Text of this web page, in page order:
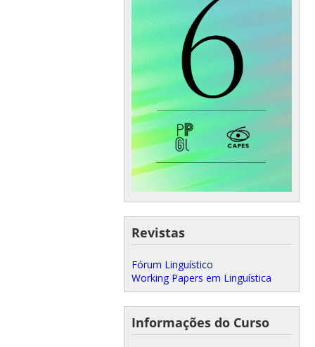
Revistas
Fórum Linguístico
Working Papers em Linguística
Informações do Curso